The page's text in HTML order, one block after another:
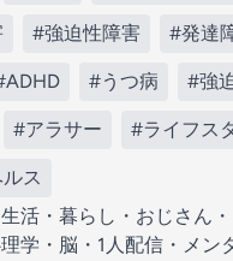
#強迫性障害 #発達
#うつ病 #強
#アラサー #ライフス
ス
活・暮らし・おじさん
学・脳・1人配信・メン